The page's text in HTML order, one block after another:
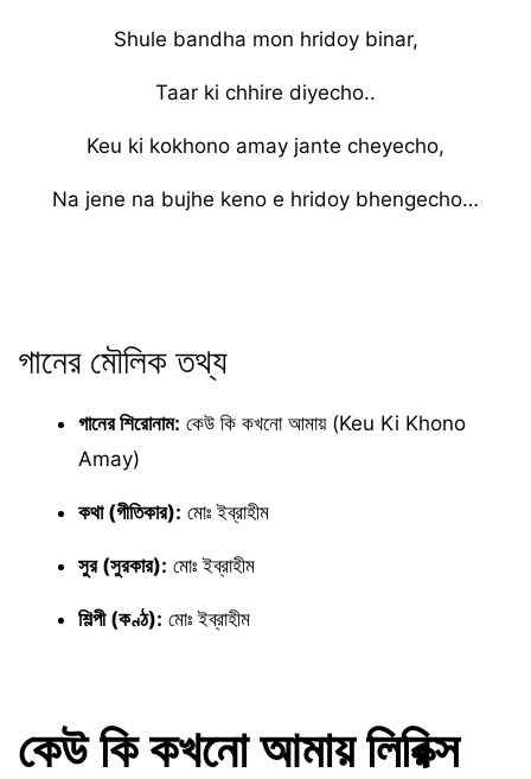
Shule bandha mon hridoy binar,
Taar ki chhire diyecho..
Keu ki kokhono amay jante cheyecho,
Na jene na bujhe keno e hridoy bhengecho…
গানের মৌলিক তথ্য
গানের শিরোনাম: কেউ কি কখনো আমায় (Keu Ki Khono
Amay)
কথা (গীতিকার): মোঃ ইব্রাহীম
সুর (সুরকার): মোঃ ইব্রাহীম
শিল্পী (কণ্ঠ): মোঃ ইব্রাহীম
কেউ কি কখনো আমায় লিরিক্স